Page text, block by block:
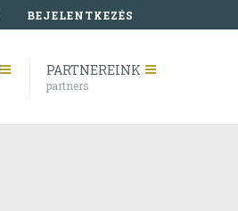
BEJELENTKEZÉS
PARTNEREINK
partners